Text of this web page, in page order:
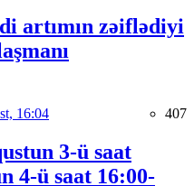
artımın zəiflədiyi
16:04 407
3-ü saat
4-ü saat 16:00-